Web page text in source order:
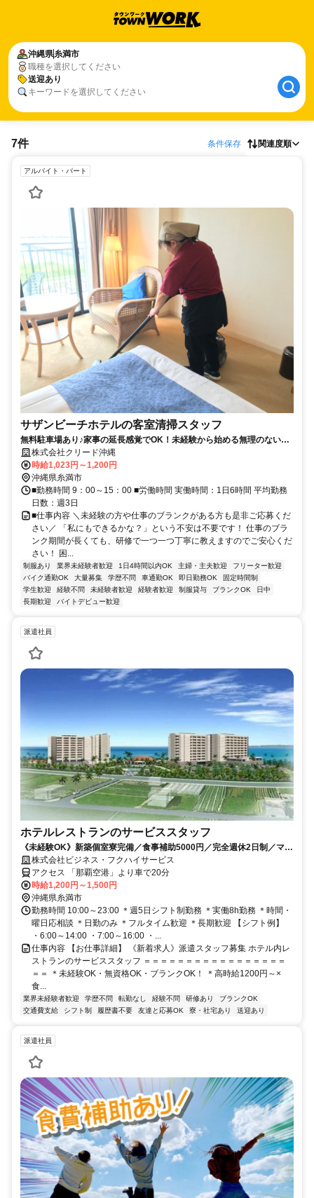
沖縄県糸満市
職種を選択してください
送迎あり
キーワードを選択してください
7件 条件保存 関連度順
アルバイト・パート
サザンビーチホテルの客室清掃スタッフ
無料駐車場あり♪家事の延長感覚でOK！未経験から始める無理のないホ
テル清掃
株式会社クリード沖縄
時給1,023円～1,200円
沖縄県糸満市
■勤務時間 9：00～15：00 ■労働時間 実働時間：1日6時間 平均勤務
日数：週3日
■仕事内容 ＼未経験の方や仕事のブランクがある方も是非ご応募くだ
さい／ 「私にもできるかな？」という不安は不要です！ 仕事のブラ
ンク期間が長くても、研修で一つ一つ丁寧に教えますのでご安心くだ
さい！ 困...
制服あり 業界未経験者歓迎 1日4時間以内OK 主婦・主夫歓迎
フリーター歓迎
バイク通勤OK
大量募集 学歴不問 車通勤OK 即日勤務OK
固定時間制
学生歓迎
経験不問 未経験者歓迎 経験者歓迎 制服貸与 ブランクOK
日中
長期歓迎
バイトデビュー歓迎
派遣社員
ホテルレストランのサービススタッフ
《未経験OK》新築個室寮完備／食事補助5000円／完全週休2日制／マイ
カー通勤OK／シャトルバス有
株式会社ビジネス・フクハイサービス
アクセス 「那覇空港」より車で20分
時給1,200円～1,500円
沖縄県糸満市
勤務時間 10:00～23:00 ＊週5日シフト制勤務 ＊実働8h勤務 ＊時間・
曜日応相談 ＊日勤のみ ＊フルタイム歓迎 ＊長期歓迎 【シフト例】
・6:00～14:00 ・7:00～16:00 ・...
仕事内容 【お仕事詳細】 《新着求人》派遣スタッフ募集 ホテル内レ
ストランのサービススタッフ ＝＝＝＝＝＝＝＝＝＝＝＝＝＝＝＝＝
＝＝ ＊未経験OK・無資格OK・ブランクOK！ ＊高時給1200円～×
食...
業界未経験者歓迎 学歴不問 転勤なし 経験不問 研修あり
ブランクOK
交通費支給
シフト制 履歴書不要 友達と応募OK 寮・社宅あり 送迎あり
派遣社員